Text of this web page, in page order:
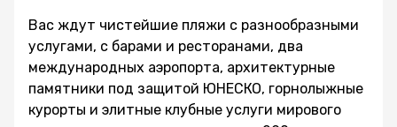
Вас ждут чистейшие пляжи с разнообразными
услугами, с барами и ресторанами, два
международных аэропорта, архитектурные
памятники под защитой ЮНЕСКО, горнолыжные
курорты и элитные клубные услуги мирового